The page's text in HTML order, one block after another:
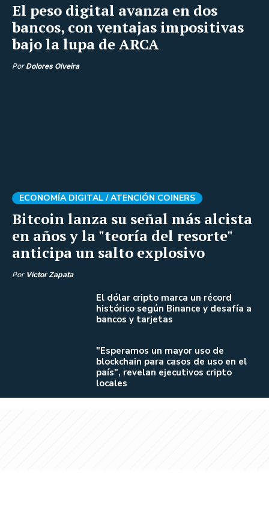
El peso digital avanza en dos
bancos, con ventajas impositivas
bajo la lupa de ARCA
Por Dolores Olveira
Bitcoin lanza su señal más alcista
en años y la "teoría del resorte"
anticipa un salto explosivo
ECONOMÍA DIGITAL /ATENCIÓN COINERS
Por Víctor Zapata
El dólar cripto marca un récord
histórico según Binance y desafía a
bancos y tarjetas
"Esperamos un mayor uso de
blockchain para casos de uso en el
país", revelan ejecutivos cripto
locales